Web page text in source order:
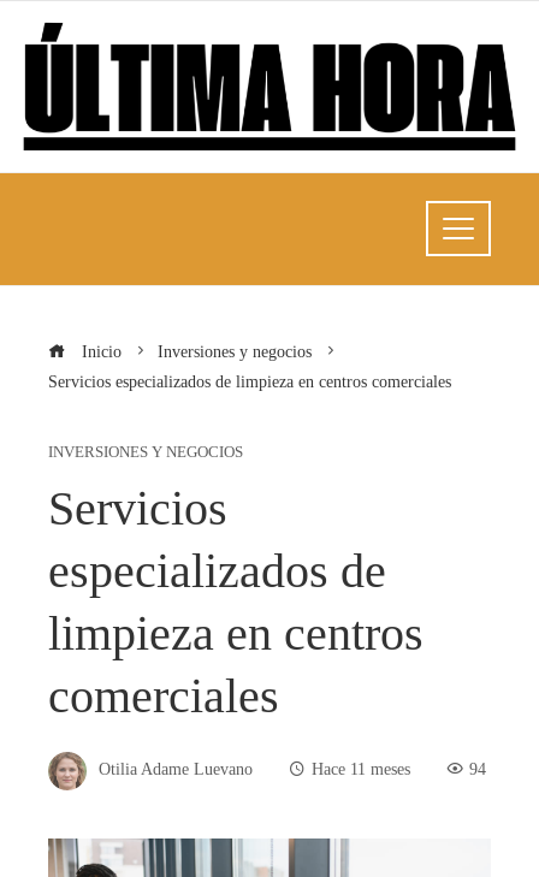
Inicio
Inversiones y negocios
Servicios especializados de limpieza en centros comerciales
INVERSIONES Y NEGOCIOS
Servicios
especializados de
limpieza en centros
comerciales
Otilia Adame Luevano Hace 11 meses 94